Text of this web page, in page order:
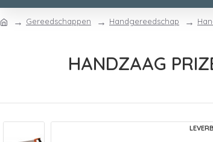
Gereedschappen Handgereedschap
HANDZAAG